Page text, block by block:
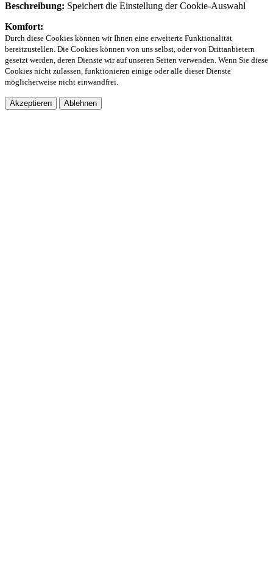
Beschreibung: Speichert die Einstellung der Cookie-Auswahl
Komfort:
Durch diese Cookies können wir Ihnen eine erweiterte Funktionalität
bereitzustellen. Die Cookies können von uns selbst, oder von Drittanbietern
gesetzt werden, deren Dienste wir auf unseren Seiten verwenden. Wenn Sie diese
Cookies nicht zulassen, funktionieren einige oder alle dieser Dienste
möglicherweise nicht einwandfrei.
Akzeptieren Ablehnen